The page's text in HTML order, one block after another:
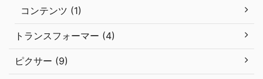
コンテンツ (1)
トランスフォーマー (4)
ピクサー (9)